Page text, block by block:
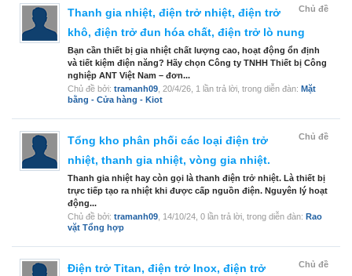
Chủ đề
Thanh gia nhiệt, điện trở nhiệt, điện trở
khô, điện trở đun hóa chất, điện trở lò nung
Bạn cần thiết bị gia nhiệt chất lượng cao, hoạt động ổn định
và tiết kiệm điện năng? Hãy chọn Công ty TNHH Thiết bị Công
nghiệp ANT Việt Nam – đơn...
Chủ đề bởi: tramanh09 20/4/26 , 1 lần trả lời, trong diễn đàn: Mặt
bằng - Cửa hàng - Kiot
Chủ đề
Tổng kho phân phối các loại điện trở
nhiệt, thanh gia nhiệt, vòng gia nhiệt.
Thanh gia nhiệt hay còn gọi là thanh điện trở nhiệt. Là thiết bị
trực tiếp tạo ra nhiệt khi được cấp nguồn điện. Nguyên lý hoạt
động...
Chủ đề bởi: tramanh09 14/10/24 , 0 lần trả lời, trong diễn đàn: Rao
vặt Tổng hợp
Chủ đề
Điện trở Titan, điện trở Inox, điện trở